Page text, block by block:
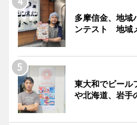
多摩信金、地域
ンテスト 地域
東大和でビー
や北海道、岩手